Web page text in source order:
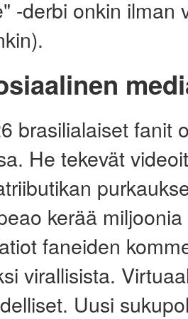
-derbi onkin ilman
brasilialaiset fanit
He tekevät
kerää
faneiden
virallisista.
Uusi